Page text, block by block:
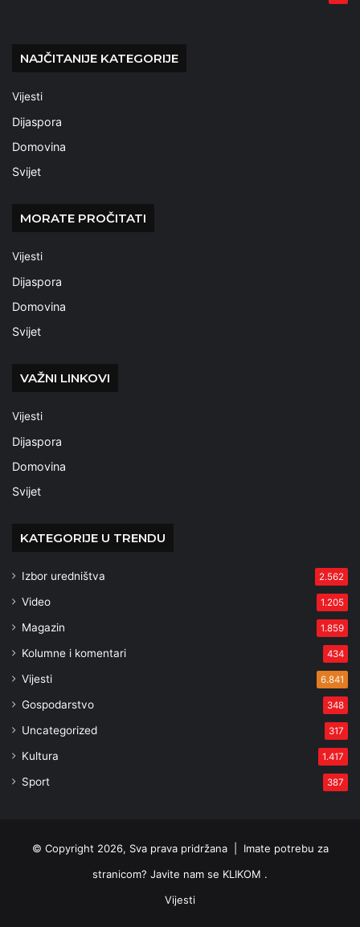
NAJČITANIJE KATEGORIJE
Vijesti
Dijaspora
Domovina
Svijet
MORATE PROČITATI
Vijesti
Dijaspora
Domovina
Svijet
VAŽNI LINKOVI
Vijesti
Dijaspora
Domovina
Svijet
KATEGORIJE U TRENDU
Izbor uredništva 2.562
Video 1.205
Magazin 1.859
Kolumne i komentari 434
Vijesti 6.841
Gospodarstvo 348
Uncategorized 317
Kultura 1.417
Sport 387
© Copyright 2026, Sva prava pridržana | Imate potrebu za
stranicom? Javite nam se KLIKOM .
Vijesti